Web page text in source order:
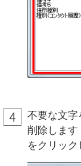
不要な文字
削除します
をクリック